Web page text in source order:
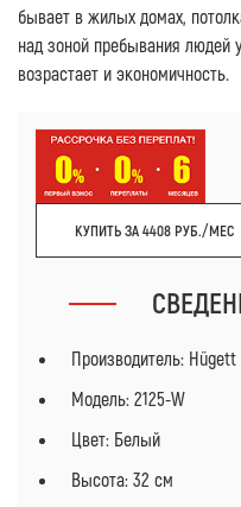
бывает в жилых домах,
над зоной пребывания людей
возрастает и экономичность.
КУПИТЬ ЗА 4408 РУБ./МЕС
Производитель: Hügett
Модель: 2125-W
Цвет: Белый
Высота: 32 см